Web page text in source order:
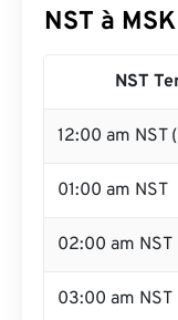
NST à
NST
12:00 am NST
01:00 am NST
02:00 am NST
03:00 am NST